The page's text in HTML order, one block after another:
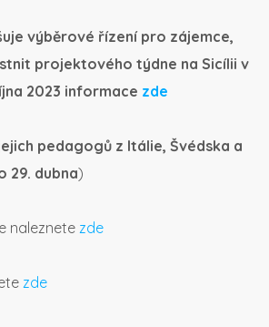
výběrové řízení pro zájemce,
projektového týdne na Sicílii v
2023 informace zde
pedagogů z Itálie, Švédska a
29. dubna)
naleznete zde
zde